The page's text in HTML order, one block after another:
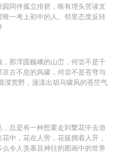
同伴孤立排挤，唯有埋头苦读支
一考上初中的人。邻里态度反转
那浑圆巍峨的山峦，何尝不是千
古不息的风啸，何尝不是苍穹与
荒野，漫漾出胡马啸风的苍茫气
总是有一种想要走到繁花中去游
中，花在人旁，花簇拥着人开，
么令人羡慕且神往的图画中的世界